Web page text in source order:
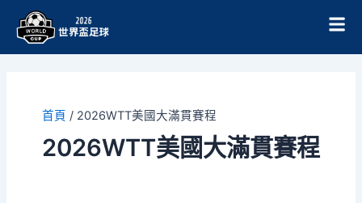
首頁 / 2026WTT美國大滿貫賽程
2026WTT美國大滿貫賽程